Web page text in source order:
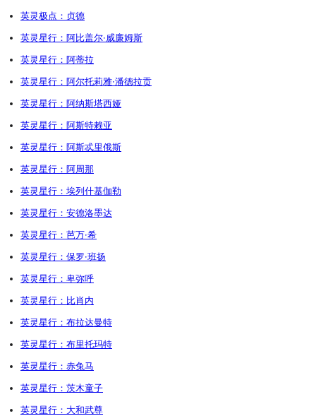
英灵极点：贞德
英灵星行：阿比盖尔·威廉姆斯
英灵星行：阿蒂拉
英灵星行：阿尔托莉雅·潘德拉贡
英灵星行：阿纳斯塔西娅
英灵星行：阿斯特赖亚
英灵星行：阿斯忒里俄斯
英灵星行：阿周那
英灵星行：埃列什基伽勒
英灵星行：安德洛墨达
英灵星行：芭万·希
英灵星行：保罗·班扬
英灵星行：卑弥呼
英灵星行：比肖内
英灵星行：布拉达曼特
英灵星行：布里托玛特
英灵星行：赤兔马
英灵星行：茨木童子
英灵星行：大和武尊